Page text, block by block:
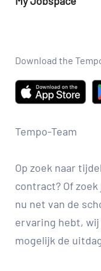
Ik heb een vraag
Download the
Tempo-Team
Op zoek naar
contract? Of
nu net van de
ervaring hebt, wij
mogelijk de